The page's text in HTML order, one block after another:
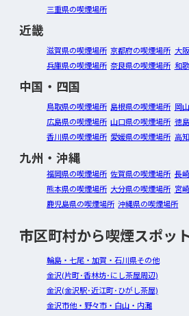
三重県の喫煙場所
近畿
滋賀県の喫煙場所 京都府の喫煙場所 大
兵庫県の喫煙場所 奈良県の喫煙場所 和
中国・四国
鳥取県の喫煙場所 島根県の喫煙場所 岡
広島県の喫煙場所 山口県の喫煙場所 徳
香川県の喫煙場所 愛媛県の喫煙場所 高
九州・沖縄
福岡県の喫煙場所 佐賀県の喫煙場所 長
熊本県の喫煙場所 大分県の喫煙場所 宮
鹿児島県の喫煙場所 沖縄県の喫煙場所
市区町村から喫煙スポッ
輪島・七尾・加賀・石川県その他
金沢(片町･香林坊･にし茶屋周辺)
金沢(金沢駅･近江町･ひがし茶屋)
金沢市他・野々市・白山・内灘